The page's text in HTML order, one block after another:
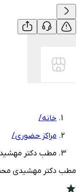
خانه/
مراکز حضوری/
مطب دکتر
مطب دکتر مهشیدی